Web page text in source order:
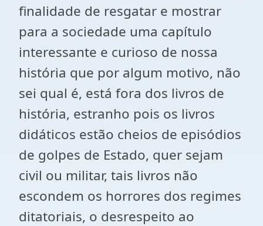
finalidade de resgatar e mostrar
para a sociedade uma capítulo
interessante e curioso de nossa
história que por algum motivo, não
sei qual é, está fora dos livros de
história, estranho pois os livros
didáticos estão cheios de episódios
de golpes de Estado, quer sejam
civil ou militar, tais livros não
escondem os horrores dos regimes
ditatoriais, o desrespeito ao